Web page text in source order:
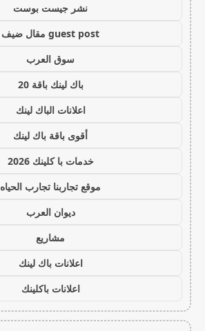
نشر جيست بوست
guest post مقال ضيف
سوق العرب
باك لينك باقة 20
اعلانات الباك لينك
أقوى باقة باك لينك
خدمات با كلينك 2026
موقع تجاربنا تجارب الحياه
ديوان العرب
مشاريع
اعلانات باك لينك
اعلانات باكلينك